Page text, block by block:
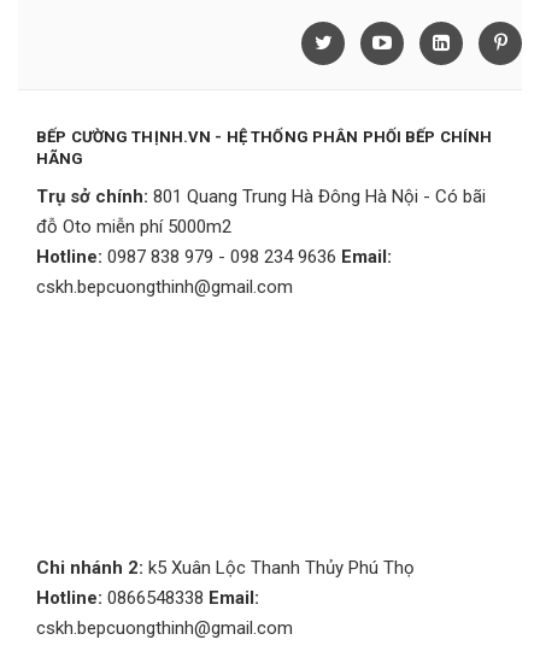
BẾP CƯỜNG THỊNH.VN - HỆ THỐNG PHÂN PHỐI BẾP CHÍNH
HÃNG
Trụ sở chính: 801 Quang Trung Hà Đông Hà Nội - Có bãi
đỗ Oto miễn phí 5000m2
Hotline: 0987 838 979 - 098 234 9636 Email:
cskh.bepcuongthinh@gmail.com
Chi nhánh 2: k5 Xuân Lộc Thanh Thủy Phú Thọ
Hotline: 0866548338 Email:
cskh.bepcuongthinh@gmail.com